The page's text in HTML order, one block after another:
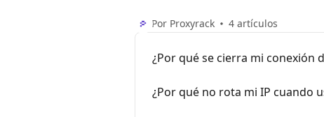
Por Proxyrack 4 artículos
¿Por qué se cierra mi conexión
¿Por qué no rota mi IP cuando